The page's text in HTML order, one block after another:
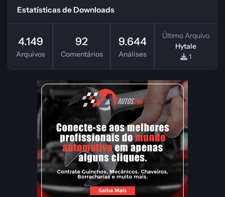
Estatísticas de Downloads
4.149
Arquivos
92
Comentários
9.644
Análises
Último Arquivo
Hytale
1